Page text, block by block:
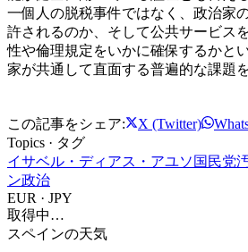
一個人の脱税事件ではなく、政治家
許されるのか、そして公共サービス
性や倫理規定をいかに確保するかと
家が共通して直面する普遍的な課題
この記事をシェア: X (Twitter)
Topics · タグ
イサベル・ディアス・アユソ 国民党
ン政治
EUR · JPY
取得中…
スペインの天気